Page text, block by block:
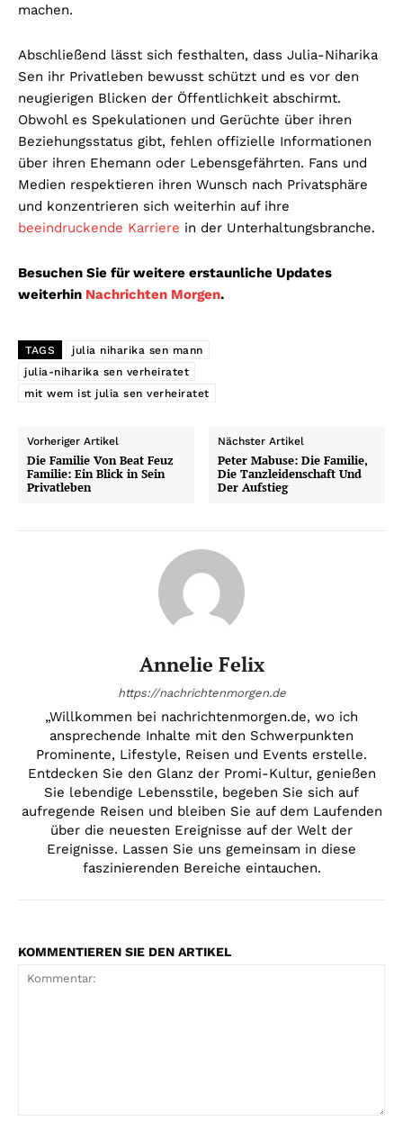
machen.
Abschließend lässt sich festhalten, dass Julia-Niharika
Sen ihr Privatleben bewusst schützt und es vor den
neugierigen Blicken der Öffentlichkeit abschirmt.
Obwohl es Spekulationen und Gerüchte über ihren
Beziehungsstatus gibt, fehlen offizielle Informationen
über ihren Ehemann oder Lebensgefährten. Fans und
Medien respektieren ihren Wunsch nach Privatsphäre
und konzentrieren sich weiterhin auf ihre
beeindruckende Karriere in der Unterhaltungsbranche.
Besuchen Sie für weitere erstaunliche Updates
weiterhin Nachrichten Morgen.
TAGS
julia niharika sen mann
julia-niharika sen verheiratet
mit wem ist julia sen verheiratet
Vorheriger Artikel
Die Familie Von Beat Feuz
Familie: Ein Blick in Sein
Privatleben
Nächster Artikel
Peter Mabuse: Die Familie,
Die Tanzleidenschaft Und
Der Aufstieg
Annelie Felix
https://nachrichtenmorgen.de
„Willkommen bei nachrichtenmorgen.de, wo ich
ansprechende Inhalte mit den Schwerpunkten
Prominente, Lifestyle, Reisen und Events erstelle.
Entdecken Sie den Glanz der Promi-Kultur, genießen
Sie lebendige Lebensstile, begeben Sie sich auf
aufregende Reisen und bleiben Sie auf dem Laufenden
über die neuesten Ereignisse auf der Welt der
Ereignisse. Lassen Sie uns gemeinsam in diese
faszinierenden Bereiche eintauchen.
KOMMENTIEREN SIE DEN ARTIKEL